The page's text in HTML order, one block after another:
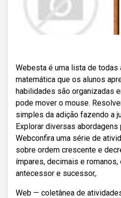
Webesta é uma lista de
matemática que os alunos
habilidades são organizadas
pode mover o mouse.
simples da adição fazendo a
Explorar diversas abordagens
Webconfira uma série de
sobre ordem crescente e
ímpares, decimais e
antecessor e sucessor,.
Web — coletânea de